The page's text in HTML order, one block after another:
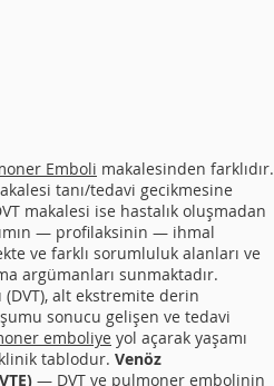
Emboli makalesinden farklıdır.
tanı/tedavi gecikmesine
makalesi ise hastalık oluşmadan
— profilaksinin — ihmal
ve farklı sorumluluk alanları ve
argümanları sunmaktadır.
alt ekstremite derin
sonucu gelişen ve tedavi
emboliye yol açarak yaşamı
tablodur. Venöz
— DVT ve pulmoner embolinin